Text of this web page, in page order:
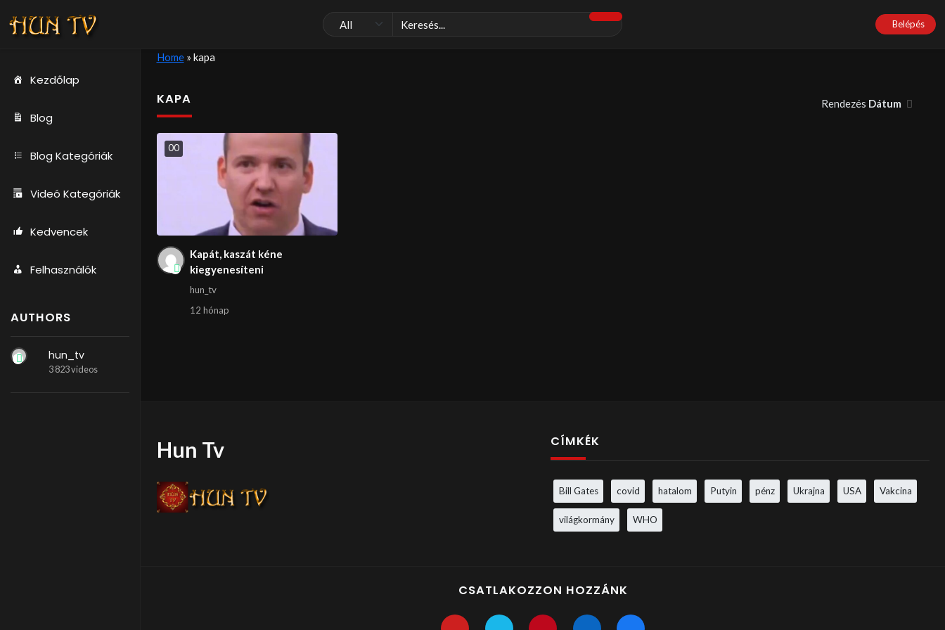
Belépés
Kezdőlap
Blog
Blog Kategóriák
Videó Kategóriák
Kedvencek
Felhasználók
AUTHORS
hun_tv
3 823 videos
Home» kapa
KAPA Rendezés Dátum
00
Kapát, kaszát kéne
kiegyenesíteni
hun_tv
12 hónap
Hun Tv CÍMKÉK
Bill Gates covid hatalom Putyin pénz Ukrajna USA Vakcina
világkormány WHO
CSATLAKOZZON HOZZÁNK